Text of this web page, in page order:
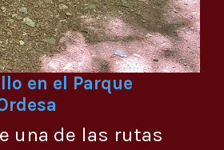
en el Parque
una de las rutas